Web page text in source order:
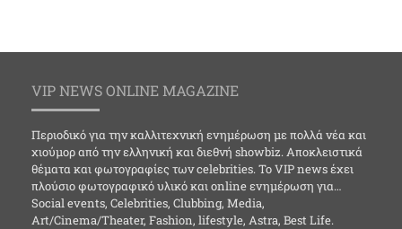
VIP NEWS ONLINE MAGAZINE
Περιοδικό για την καλλιτεχνική ενημέρωση με πολλά νέα και
χιούμορ από την ελληνική και διεθνή showbiz. Αποκλειστικά
θέματα και φωτογραφίες των celebrities. Το VIP news έχει
πλούσιο φωτογραφικό υλικό και online ενημέρωση για…
Social events, Celebrities, Clubbing, Media,
Art/Cinema/Theater, Fashion, lifestyle, Astra, Best Life.